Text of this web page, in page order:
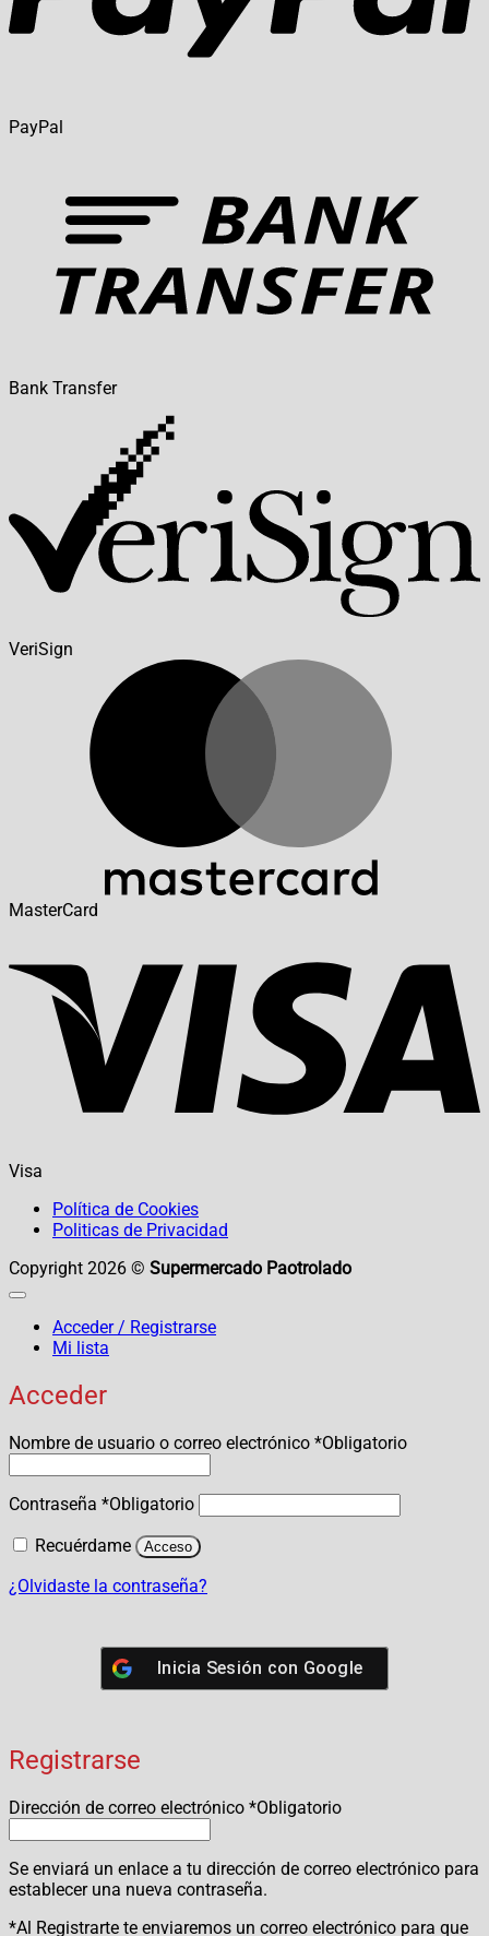
PayPal
Bank Transfer
VeriSign
MasterCard
Visa
Política de Cookies
Politicas de Privacidad
Copyright 2026 © Supermercado Paotrolado
Acceder / Registrarse
Mi lista
Acceder
Nombre de usuario o correo electrónico *Obligatorio
Contraseña *Obligatorio
Recuérdame
Acceso
¿Olvidaste la contraseña?
Inicia Sesión con Google
Registrarse
Dirección de correo electrónico *Obligatorio
Se enviará un enlace a tu dirección de correo electrónico para
establecer una nueva contraseña.
*Al Registrarte te enviaremos un correo electrónico para que